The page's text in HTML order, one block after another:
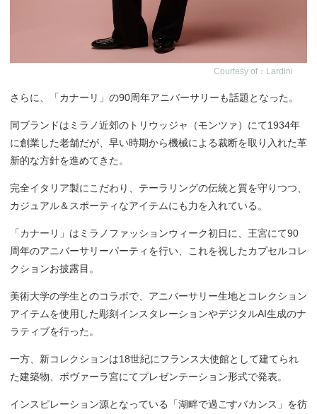
Courtesy of：Lardini
さらに、「カナーリ」の90周年アニバーサリーも話題となった。
同ブランドはミラノ近郊のトリウッジャ（モンツァ）にて1934年
に創業した老舗だが、早い時期から機械による裁断を取り入れた革
新的な方針を進めてきた。
完全イタリア製にこだわり、テーラリングの伝統と質を守りつつ、
カジュアル＆スポーティなアイテムにも力を入れている。
「カナーリ」はミラノファッションウィーク初日に、王宮にて90
周年のアニバーサリーパーティを行い、これを祝したカプセルコレ
クションお披露目。
美術大学の学生とのコラボで、アニバーサリー生地とコレクション
アイテムを使用した彫刻インスタレーションやデジタルAI生成のナ
ラティブを行った。
一方、新コレクションは18世紀にフランス大使館として建てられ
た建築物、ボヴァーラ宮にてプレゼンテーション形式で発表。
インスピレーション源となっている「湖畔で過ごすバカンス」を彷